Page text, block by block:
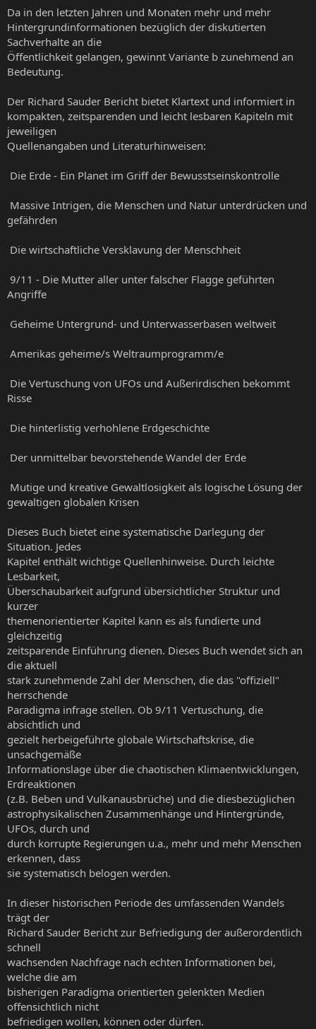
Da in den letzten Jahren und Monaten mehr und mehr
Hintergrundinformationen bezüglich der diskutierten
Sachverhalte an die
Öffentlichkeit gelangen, gewinnt Variante b zunehmend an
Bedeutung.
Der Richard Sauder Bericht bietet Klartext und informiert in
kompakten, zeitsparenden und leicht lesbaren Kapiteln mit
jeweiligen
Quellenangaben und Literaturhinweisen:
Die Erde - Ein Planet im Griff der Bewusstseinskontrolle
 Massive Intrigen, die Menschen und Natur unterdrücken und
gefährden
Die wirtschaftliche Versklavung der Menschheit
 9/11 - Die Mutter aller unter falscher Flagge geführten
Angriffe
Geheime Untergrund- und Unterwasserbasen weltweit
Amerikas geheime/s Weltraumprogramm/e
 Die Vertuschung von UFOs und Außerirdischen bekommt
Risse
Die hinterlistig verhohlene Erdgeschichte
Der unmittelbar bevorstehende Wandel der Erde
 Mutige und kreative Gewaltlosigkeit als logische Lösung der
gewaltigen globalen Krisen
Dieses Buch bietet eine systematische Darlegung der
Situation. Jedes
Kapitel enthält wichtige Quellenhinweise. Durch leichte
Lesbarkeit,
Überschaubarkeit aufgrund übersichtlicher Struktur und
kurzer
themenorientierter Kapitel kann es als fundierte und
gleichzeitig
zeitsparende Einführung dienen. Dieses Buch wendet sich an
die aktuell
stark zunehmende Zahl der Menschen, die das "offiziell"
herrschende
Paradigma infrage stellen. Ob 9/11 Vertuschung, die
absichtlich und
gezielt herbeigeführte globale Wirtschaftskrise, die
unsachgemäße
Informationslage über die chaotischen Klimaentwicklungen,
Erdreaktionen
(z.B. Beben und Vulkanausbrüche) und die diesbezüglichen
astrophysikalischen Zusammenhänge und Hintergründe,
UFOs, durch und
durch korrupte Regierungen u.a., mehr und mehr Menschen
erkennen, dass
sie systematisch belogen werden.
In dieser historischen Periode des umfassenden Wandels
trägt der
Richard Sauder Bericht zur Befriedigung der außerordentlich
schnell
wachsenden Nachfrage nach echten Informationen bei,
welche die am
bisherigen Paradigma orientierten gelenkten Medien
offensichtlich nicht
befriedigen wollen, können oder dürfen.